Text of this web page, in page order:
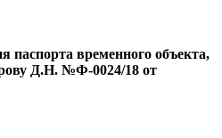
паспорта временного объекта,
Д.Н. №Ф-0024/18 от